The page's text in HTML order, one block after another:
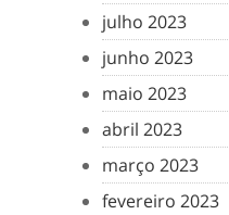
julho 2023
junho 2023
maio 2023
abril 2023
março 2023
fevereiro 2023